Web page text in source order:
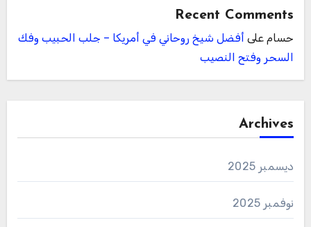
Recent Comments
حسامعلى أفضل شيخ روحاني في أمريكا – جلب الحبيب وفك
السحر وفتح النصيب
Archives
ديسمبر 2025
نوفمبر 2025